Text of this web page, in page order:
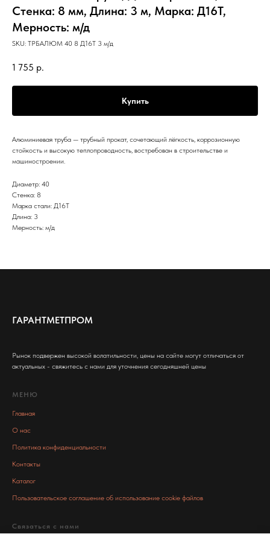
Стенка: 8 мм, Длина: 3 м, Марка: Д16Т,
Мерность: м/д
SKU: ТРБАЛЮМ 40 8 Д16Т 3 м/д
1 755 р.
Купить
Алюминиевая труба — трубный прокат, сочетающий лёгкость, коррозионную
стойкость и высокую теплопроводность, востребован в строительстве и
машиностроении.
Диаметр: 40
Стенка: 8
Марка стали: Д16Т
Длина: 3
Мерность: м/д
ГАРАНТМЕТПРОМ
Рынок подвержен высокой волатильности, цены на сайте могут отличаться от
актуальных - свяжитесь с нами для уточнения сегодняшней цены
МЕНЮ
Главная
О нас
Политика конфиденциальности
Контакты
Каталог
Пользовательское соглашение об использование cookie файлов
Связаться с нами